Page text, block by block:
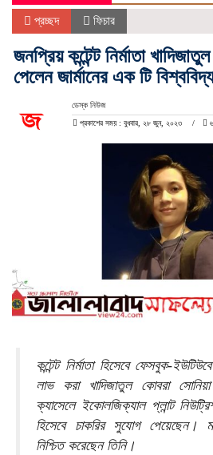
প্রচ্ছদ ফিচার
জনপ্রিয় কন্টেন্ট নির্মাতা
পেলেন জার্মানের এক টি
ডেস্ক নিউজ
প্রকাশের সময় : বুধবার, ২৮ জুন, ২০২৩
কন্টেন্ট নির্মাতা হিসেবে ফেসবুক-
লাভ করা খাদিজাতুল কোবরা
ক্যাসেলে ইকোলজিক্যাল প্লান্ট
হিসেবে চাকরির সুযোগ পেয়েছেন।
নিশ্চিত করেছেন তিনি।